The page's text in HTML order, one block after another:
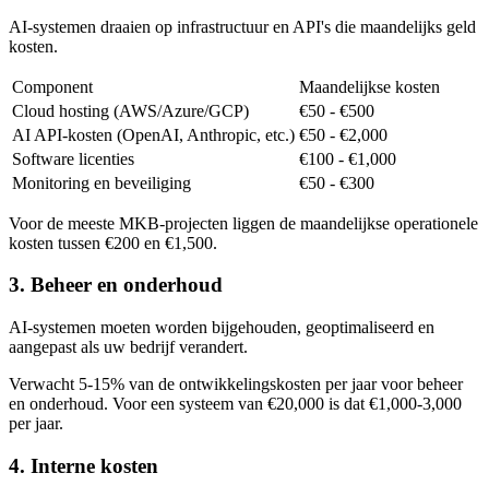
AI-systemen draaien op infrastructuur en API's die maandelijks geld
kosten.
Component
Maandelijkse kosten
Cloud hosting (AWS/Azure/GCP)
€50 - €500
AI API-kosten (OpenAI, Anthropic, etc.) €50 - €2,000
Software licenties
€100 - €1,000
Monitoring en beveiliging
€50 - €300
Voor de meeste MKB-projecten liggen de maandelijkse operationele
kosten tussen €200 en €1,500.
3. Beheer en onderhoud
AI-systemen moeten worden bijgehouden, geoptimaliseerd en
aangepast als uw bedrijf verandert.
Verwacht 5-15% van de ontwikkelingskosten per jaar voor beheer
en onderhoud. Voor een systeem van €20,000 is dat €1,000-3,000
per jaar.
4. Interne kosten